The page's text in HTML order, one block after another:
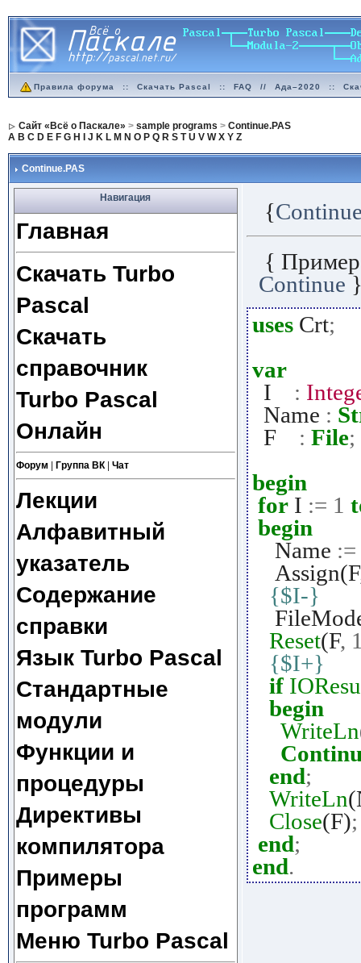
Правила форума :: Скачать Pascal :: FAQ // Ада–2020 ::
Сайт «Всё о Паскале» > sample programs > Continue.PAS
A B C D E F G H J K L M N O P Q R S T U V W X Y Z
Continue.PAS
Навигация
Главная
Скачать Turbo
Pascal
Скачать
справочник
Turbo Pascal
Онлайн
Форум Группа ВК| Чат
Лекции
Алфавитный
указатель
Содержание
справки
Язык Turbo Pascal
Стандартные
модули
Функции и
процедуры
Директивы
компилятора
Примеры
программ
Меню Turbo Pascal
{
{
Continue
usesCrt;
var
I :
Name :
F : File;
begin
forI := 1
begin
Name :=
Assign(F
{$I-}
Reset(F,
{$I+}
if
begin
WriteLn
end;
WriteLn
Close(F);
end;
end.